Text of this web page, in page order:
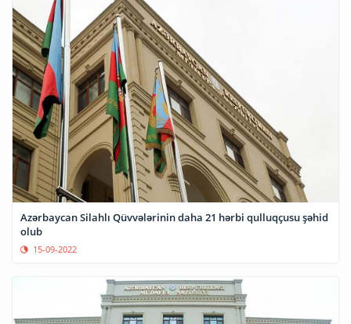
Azərbaycan Silahlı Qüvvələrinin daha 21 hərbi qulluqçusu şəhid
olub
15-09-2022